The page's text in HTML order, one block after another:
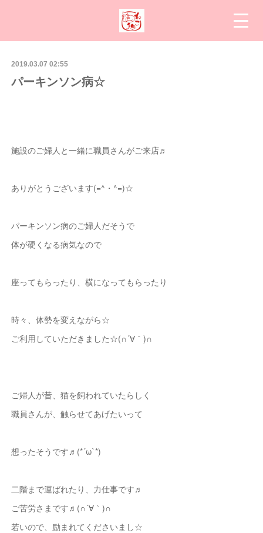
2019.03.07 02:55
パーキンソン病☆
施設のご婦人と一緒に職員さんがご来店♬
ありがとうございます(=^・^=)☆
パーキンソン病のご婦人だそうで
体が硬くなる病気なので
座ってもらったり、横になってもらったり
時々、体勢を変えながら☆
ご利用していただきました☆(∩´∀｀)∩
ご婦人が昔、猫を飼われていたらしく
職員さんが、触らせてあげたいって
想ったそうです♬(*´ω`*)
二階まで運ばれたり、力仕事です♬
ご苦労さまです♬(∩´∀｀)∩
若いので、励まれてくださいまし☆